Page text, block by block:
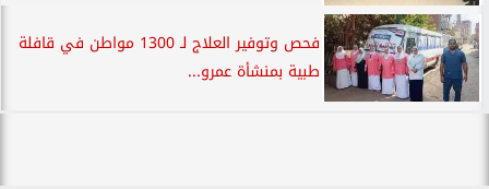
فحص وتوفير العلاج لـ 1300 مواطن في قافلة
طبية بمنشأة عمرو...